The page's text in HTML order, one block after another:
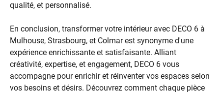
qualité, et personnalisé.
En conclusion, transformer votre intérieur avec DECO 6 à
Mulhouse, Strasbourg, et Colmar est synonyme d'une
expérience enrichissante et satisfaisante. Alliant
créativité, expertise, et engagement, DECO 6 vous
accompagne pour enrichir et réinventer vos espaces selon
vos besoins et désirs. Découvrez comment chaque pièce